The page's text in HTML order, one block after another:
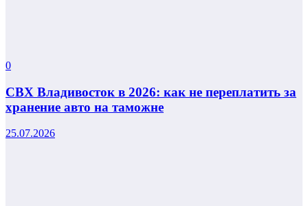
0
СВХ Владивосток в 2026: как не переплатить за
хранение авто на таможне
25.07.2026